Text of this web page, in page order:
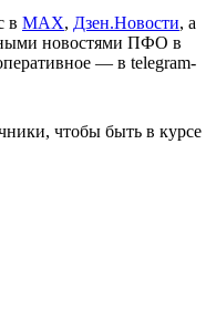
в МАХ, Дзен.Новости, а
новостями ПФО в
— в telegram-
чтобы быть в курсе